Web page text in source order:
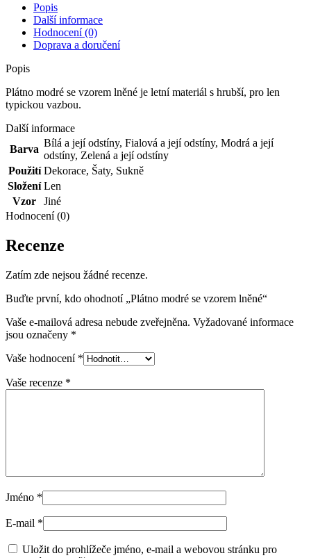
Popis
Další informace
Hodnocení (0)
Doprava a doručení
Popis
Plátno modré se vzorem lněné je letní materiál s hrubší, pro len
typickou vazbou.
Další informace
Barva
Bílá a její odstíny, Fialová a její odstíny, Modrá a její
odstíny, Zelená a její odstíny
Použití Dekorace, Šaty, Sukně
Složení Len
Vzor
Jiné
Hodnocení (0)
Recenze
Zatím zde nejsou žádné recenze.
Buďte první, kdo ohodnotí „Plátno modré se vzorem lněné“
Vaše e-mailová adresa nebude zveřejněna. Vyžadované informace
jsou označeny *
Vaše hodnocení *
Vaše recenze *
Jméno *
E-mail *
Uložit do prohlížeče jméno, e-mail a webovou stránku pro